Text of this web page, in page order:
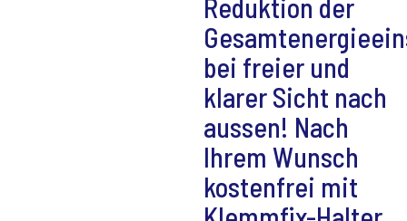
Reduktion der
bei freier und
klarer Sicht nach
aussen! Nach
Ihrem Wunsch
kostenfrei mit